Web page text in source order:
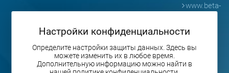
BETA
представляет
продукцию
на
www.beta-
Настройки конфиденциальности
Определите настройки защиты данных. Здесь вы
можете изменить их в любое время.
Дополнительную информацию можно найти в